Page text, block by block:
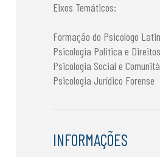
Eixos Temáticos:
Formação do Psicologo
Psicologia Politica e
Psicologia Social e
Psicologia Jurídico Forense
INFORMAÇÕES